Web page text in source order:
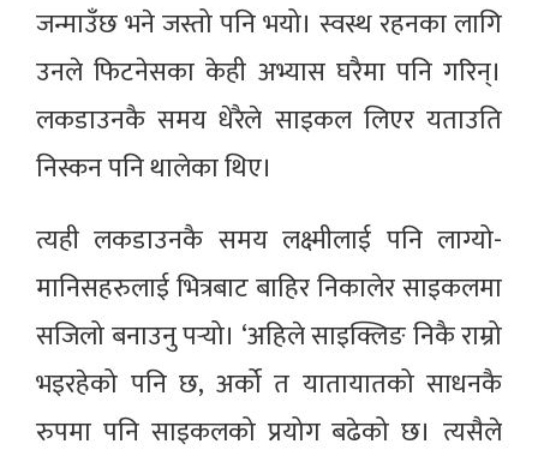
जन्माउँछ भने जस्तो पनि भयो। स्वस्थ रहनका लागि
उनले फिटनेसका केही अभ्यास घरैमा पनि गरिन्।
लकडाउनकै समय धेरैले साइकल लिएर यताउति
निस्कन पनि थालेका थिए।
त्यही लकडाउनकै समय लक्ष्मीलाई पनि लाग्यो-
मानिसहरुलाई भित्रबाट बाहिर निकालेर साइकलमा
सजिलो बनाउनु पर्‍यो। ‘अहिले साइक्लिङ निकै राम्रो
भइरहेको पनि छ, अर्को त यातायातको साधनकै
रुपमा पनि साइकलको प्रयोग बढेको छ। त्यसैले